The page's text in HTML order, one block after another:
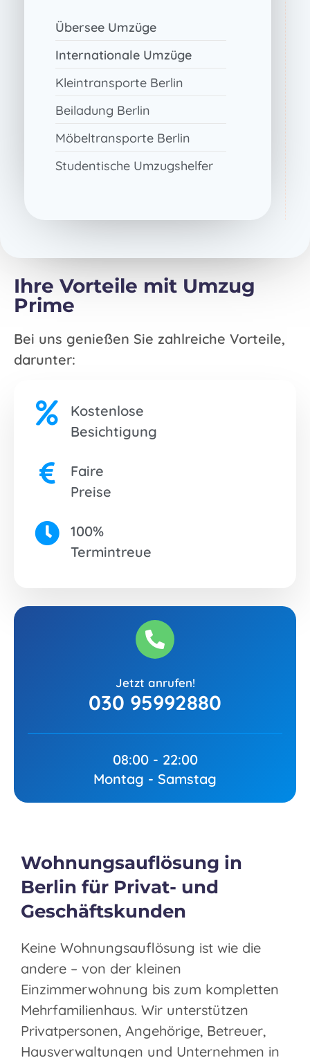
Übersee Umzüge
Internationale Umzüge
Kleintransporte Berlin
Beiladung Berlin
Möbeltransporte Berlin
Studentische Umzugshelfer
Ihre Vorteile mit Umzug
Prime
Bei uns genießen Sie zahlreiche Vorteile,
darunter:
Kostenlose
Besichtigung
Faire
Preise
100%
Termintreue
Jetzt anrufen!
030 95992880
08:00 - 22:00
Montag - Samstag
Wohnungsauflösung in
Berlin für Privat- und
Geschäftskunden
Keine Wohnungsauflösung ist wie die
andere – von der kleinen
Einzimmerwohnung bis zum kompletten
Mehrfamilienhaus. Wir unterstützen
Privatpersonen, Angehörige, Betreuer,
Hausverwaltungen und Unternehmen in